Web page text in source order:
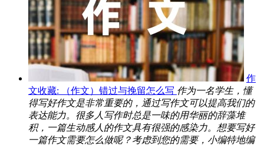
作
文收藏: （作文）错过与挽留怎么写 作为一名学生，懂
得写好作文是非常重要的，通过写作文可以提高我们的
表达能力。很多人写作时总是一味的用华丽的辞藻堆
积，一篇生动感人的作文具有很强的感染力。想要写好
一篇作文需要怎么做呢？考虑到您的需要，小编特地编